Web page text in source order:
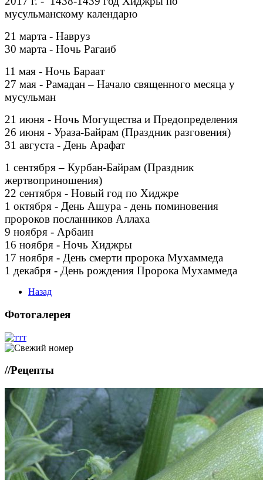
мусульманскому календарю
21 марта - Навруз
30 марта - Ночь Рагаиб
11 мая - Ночь Бараат
27 мая - Рамадан – Начало священного месяца у
мусульман
21 июня - Ночь Могущества и Предопределения
26 июня - Ураза-Байрам (Праздник разговения)
31 августа - День Арафат
1 сентября – Курбан-Байрам (Праздник
жертвоприношения)
22 сентября - Новый год по Хиджре
1 октября - День Ашура - день поминовения
пророков посланников Аллаха
9 ноября - Арбаин
16 ноября - Ночь Хиджры
17 ноября - День смерти пророка Мухаммеда
1 декабря - День рождения Пророка Мухаммеда
Назад
Фотогалерея
//Рецепты